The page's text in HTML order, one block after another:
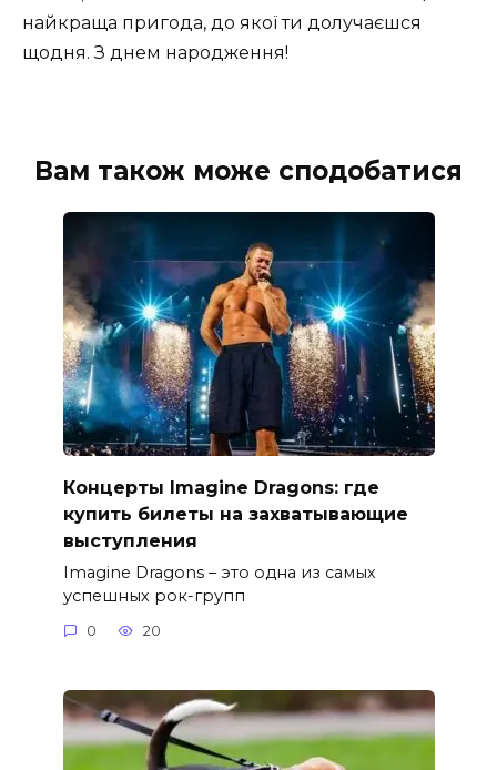
найкраща пригода, до якої ти долучаєшся
щодня. З днем народження!
Вам також може сподобатися
Концерты Imagine Dragons: где
купить билеты на захватывающие
выступления
Imagine Dragons – это одна из самых
успешных рок-групп
0 20